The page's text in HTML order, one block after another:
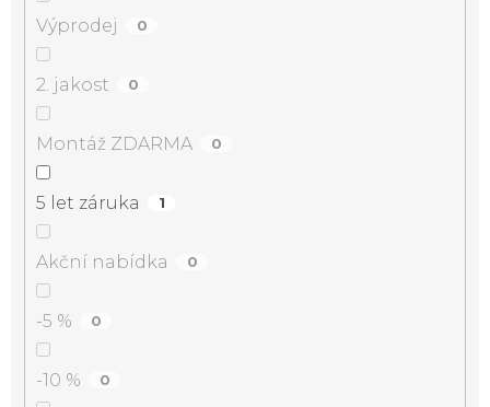
Výprodej 0
2. jakost 0
Montáž ZDARMA 0
5 let záruka 1
Akční nabídka 0
-5 % 0
-10 % 0